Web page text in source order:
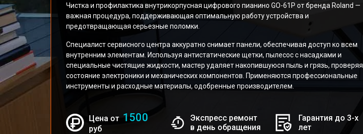
Чистка и профилактика внутрикорпусная цифрового пианино GO-61P от бренда Roland —
важная процедура, поддерживающая оптимальную работу устройства и
предотвращающая серьезные поломки.
Специалист сервисного центра аккуратно снимает панели, обеспечивая доступ ко всем
внутренним элементам. Используя антистатические щетки, пылесос с насадками и
специальные чистящие жидкости, мастер удаляет накопившуюся пыль и грязь, проверяя
состояние электроники и механических компонентов. Применяются профессиональные
инструменты и расходные материалы, одобренные производителем.
Цена от 1500
руб
Экспресс ремонт
в день обращения
Гарантия до 3-х
лет